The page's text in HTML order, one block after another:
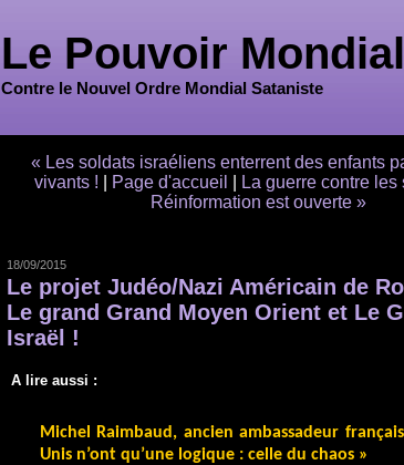
Le Pouvoir
Contre le Nouvel Ordre Mondial Sataniste
« Les soldats israéliens enterrent des enfants
vivants !
Page d'accueil
La guerre contre les
Réinformation est ouverte »
18/09/2015
Le projet Judéo/Nazi Américain de
Le grand Grand Moyen Orient et Le
Israël !
A lire aussi :
Michel Raimbaud, ancien ambassadeur
Unis n’ont qu’une logique : celle du chaos »